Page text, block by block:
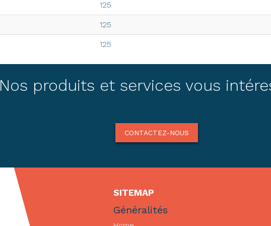
125
125
125
150
150
Nos produits et services vous
CONTACTEZ-NOUS
SITEMAP
Généralités